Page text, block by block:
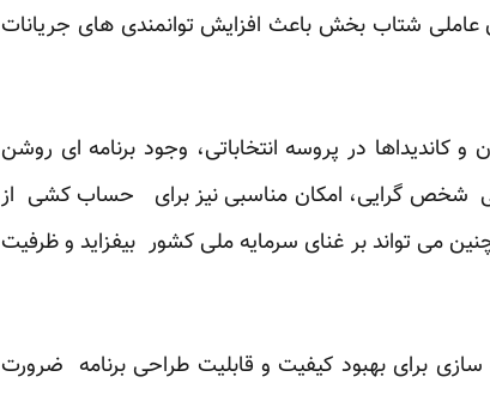
عاملی شتاب بخش باعث افزایش توانمندی های جریانات
در پروسه انتخاباتی، وجود برنامه ای روشن
نفی شخص گرایی، امکان مناسبی نیز برای حساب کشی از
می تواند بر غنای سرمایه ملی کشور بیفزاید و ظرفیت
برای بهبود کیفیت و قابلیت طراحی برنامه ضرورت